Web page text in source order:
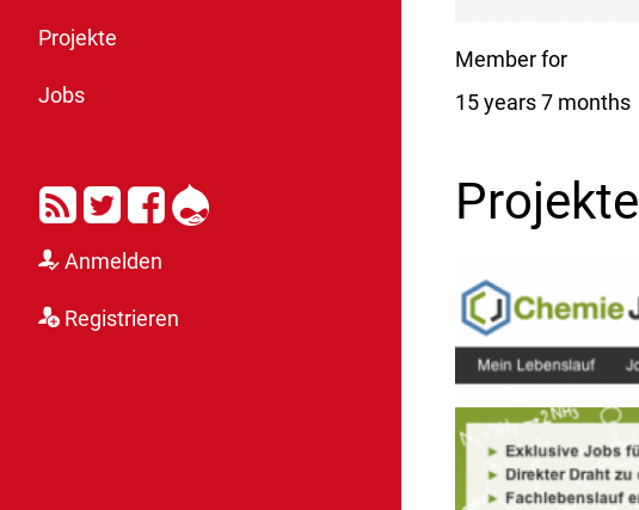
Projekte
Jobs
RSSTwitter
Facebook
Drupal
Anmelden
Registrieren
Member for
15 years 7 months
Projekte